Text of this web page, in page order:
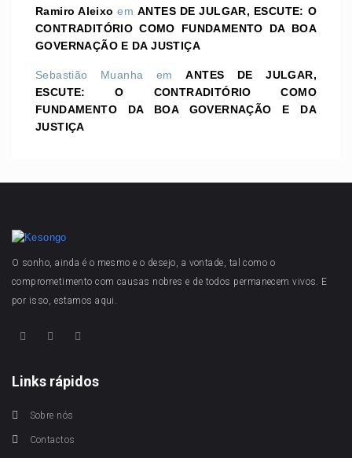
Ramiro Aleixo emANTES DE JULGAR, ESCUTE: O
CONTRADITÓRIO COMO FUNDAMENTO DA BOA
GOVERNAÇÃO E DA JUSTIÇA
Sebastião Muanha emANTES DE JULGAR,
ESCUTE: O CONTRADITÓRIO COMO
FUNDAMENTO DA BOA GOVERNAÇÃO E DA
JUSTIÇA
O sonho, ainda é o mesmo e o desejo, a vontade, tal como o
comprometimento com causas nobres e de todos permanecem vivos. E
por isso, estamos aqui.
Links rápidos
Sobre nós
Contactos